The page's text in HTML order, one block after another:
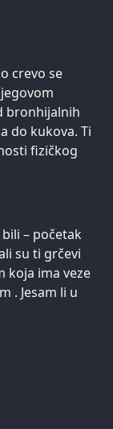
crevo se
bronhijalnih
do kukova. Ti
fizičkog
– početak
su ti grčevi
koja ima veze
. Jesam li u